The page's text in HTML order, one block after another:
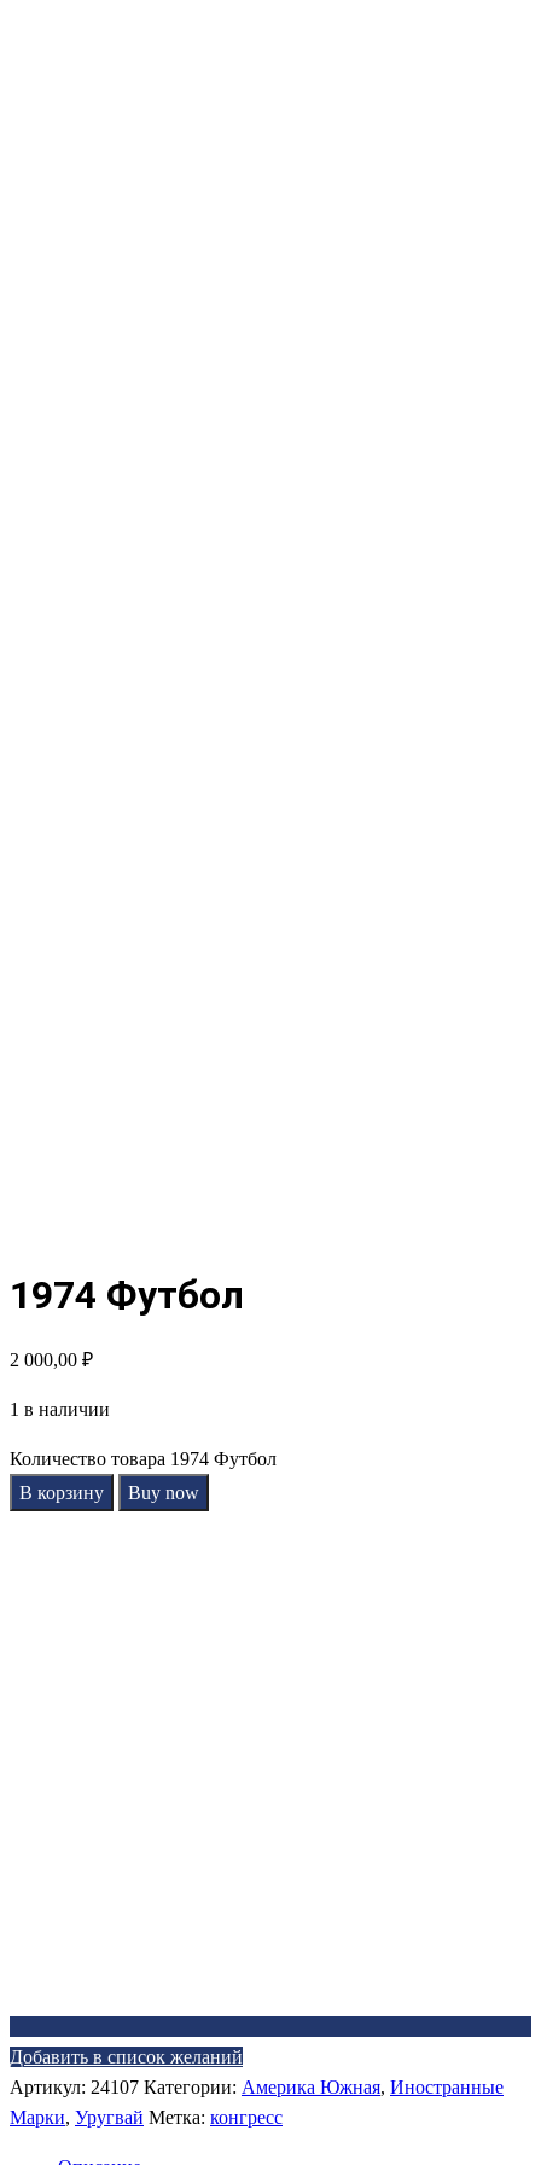
1974 Футбол
2 000,00 ₽
1 в наличии
Количество товара 1974 Футбол
В корзину
Buy now
Добавить в список желаний
Артикул: 24107 Категории: Америка Южная, Иностранные
Марки, Уругвай Метка: конгресс